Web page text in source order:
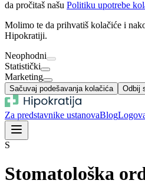
da pročitaš našu Politiku upotrebe
Molimo te da prihvatiš kolačiće i
Hipokratiji.
Neophodni
Statistički
Marketing
Sačuvaj podešavanja kolačića Odbij
Za predstavnike ustanovaBlog
S
Stomatološka